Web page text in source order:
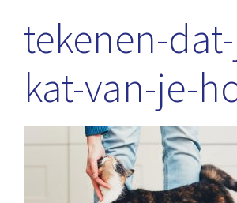
tekenen-
kat-van-je-